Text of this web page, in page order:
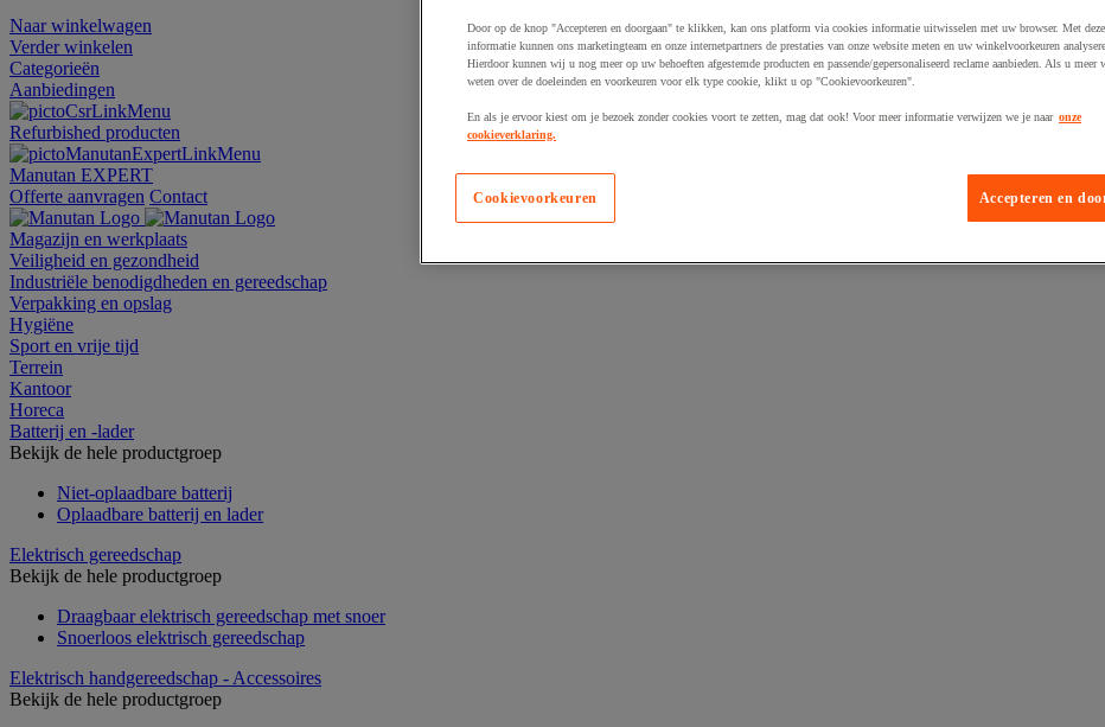
Naar winkelwagen
Verder winkelen
Categorieën
Aanbiedingen
Refurbished producten
Manutan EXPERT
Offerte aanvragen Contact
Magazijn en werkplaats
Veiligheid en gezondheid
Industriële benodigdheden en gereedschap
Verpakking en opslag
Hygiëne
Sport en vrije tijd
Terrein
Kantoor
Horeca
Batterij en -lader
Bekijk de hele productgroep
Niet-oplaadbare batterij
Oplaadbare batterij en lader
Elektrisch gereedschap
Bekijk de hele productgroep
Draagbaar elektrisch gereedschap met snoer
Snoerloos elektrisch gereedschap
Elektrisch handgereedschap - Accessoires
Bekijk de hele productgroep
Door op de knop "Accepteren en doorgaan" te klikken, kan ons platform via cookies informatie uitwisselen met uw browser. Met deze
informatie kunnen ons marketingteam en onze internetpartners de prestaties van onze website meten en uw winkelvoorkeuren
Hierdoor kunnen wij u nog meer op uw behoeften afgestemde producten en passende/gepersonaliseerd reclame aanbieden. Als u meer
weten over de doeleinden en voorkeuren voor elk type cookie, klikt u op "Cookievoorkeuren".
En als je ervoor kiest om je bezoek zonder cookies voort te zetten, mag dat ook! Voor meer informatie verwijzen we je naar onze
cookieverklaring.
Accepteren en
Cookievoorkeuren